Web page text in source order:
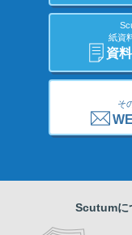
紙資
資
そ
Scutumに